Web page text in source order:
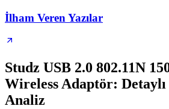
İlham Veren Yazılar
Studz USB 2.0 802.11N
Wireless Adaptör: Detaylı
Analiz